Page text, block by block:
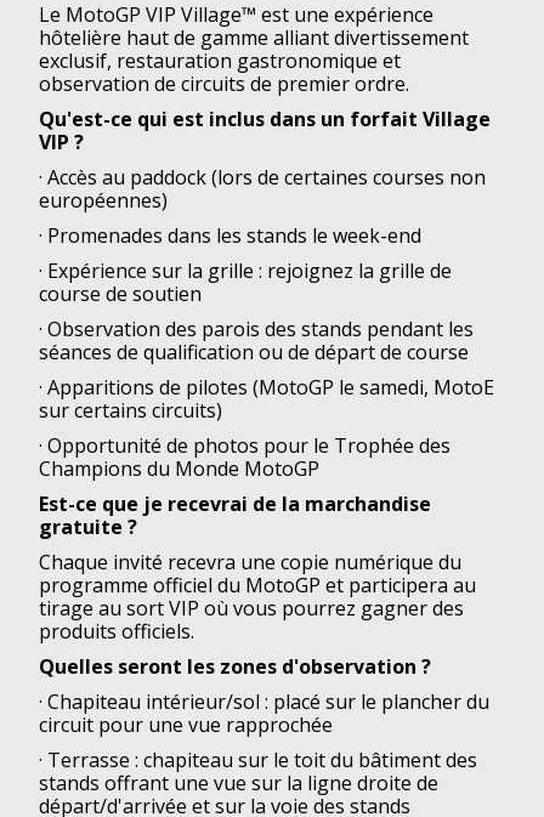
Le MotoGP VIP Village™ est une expérience
hôtelière haut de gamme alliant divertissement
exclusif, restauration gastronomique et
observation de circuits de premier ordre.
Qu'est-ce qui est inclus dans un forfait Village
VIP ?
· Accès au paddock (lors de certaines courses non
européennes)
· Promenades dans les stands le week-end
· Expérience sur la grille : rejoignez la grille de
course de soutien
· Observation des parois des stands pendant les
séances de qualification ou de départ de course
· Apparitions de pilotes (MotoGP le samedi, MotoE
sur certains circuits)
· Opportunité de photos pour le Trophée des
Champions du Monde MotoGP
Est-ce que je recevrai de la marchandise
gratuite ?
Chaque invité recevra une copie numérique du
programme officiel du MotoGP et participera au
tirage au sort VIP où vous pourrez gagner des
produits officiels.
Quelles seront les zones d'observation ?
· Chapiteau intérieur/sol : placé sur le plancher du
circuit pour une vue rapprochée
· Terrasse : chapiteau sur le toit du bâtiment des
stands offrant une vue sur la ligne droite de
départ/d'arrivée et sur la voie des stands